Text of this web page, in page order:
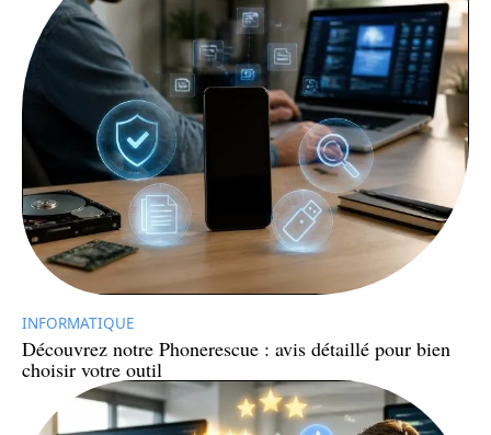
INFORMATIQUE
Découvrez notre Phonerescue : avis détaillé pour bien
choisir votre outil